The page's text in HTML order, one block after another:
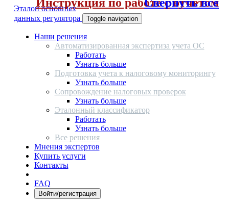
Эталон основных
данных регулятора
Toggle navigation
Наши решения
Автоматизированная экспертиза учета ОС
Работать
Узнать больше
Подготовка учета к налоговому мониторингу
Узнать больше
Сопровождение налоговых проверок
Узнать больше
Эталонный классификатор
Работать
Узнать больше
Все решения
Мнения экспертов
Купить услуги
Контакты
FAQ
Войти/регистрация